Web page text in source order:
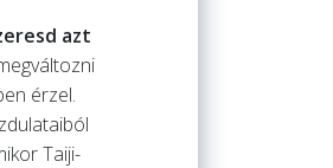
azt
érzel.
Taiji-